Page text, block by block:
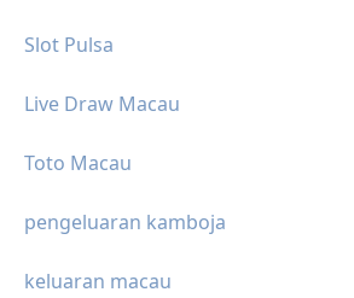
Slot Pulsa
Live Draw Macau
Toto Macau
pengeluaran kamboja
keluaran macau